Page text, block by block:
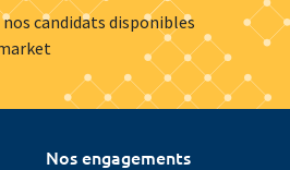
candidats disponibles
Nos engagements